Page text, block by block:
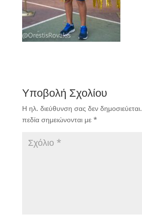
Υποβολή Σχολίου
Η ηλ. διεύθυνση σας δεν δημοσιεύεται.
πεδία σημειώνονται με *